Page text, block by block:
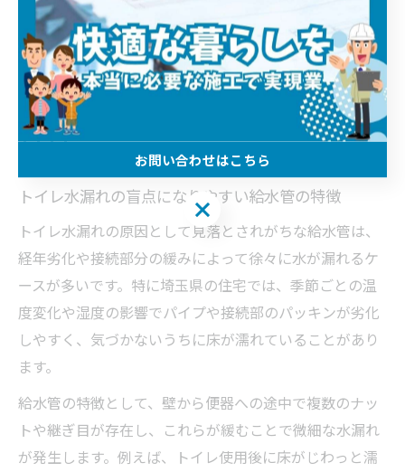
給水管や排水管の水漏れに潜む盲点を
専門家が解説
トイレ水漏れの盲点になりやすい給水管の特徴
トイレ水漏れの原因として見落とされがちな給水管は、
経年劣化や接続部分の緩みによって徐々に水が漏れるケ
ースが多いです。特に埼玉県の住宅では、季節ごとの温
度変化や湿度の影響でパイプや接続部のパッキンが劣化
しやすく、気づかないうちに床が濡れていることがあり
ます。
給水管の特徴として、壁から便器への途中で複数のナッ
トや継ぎ目が存在し、これらが緩むことで微細な水漏れ
が発生します。例えば、トイレ使用後に床がじわっと濡
お問い合わせはこちら
お問い合わせはこちら